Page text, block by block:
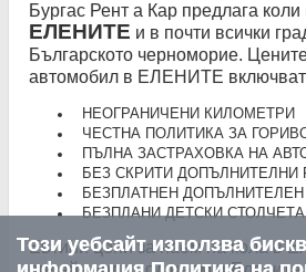
Бургас Рент а Кар предлага
ЕЛЕНИТЕ и в почти всички
Българското черноморие.
автомобил в ЕЛЕНИТЕ
НЕОГРАНИЧЕНИ КИЛОМЕТРИ
ЧЕСТНА ПОЛИТИКА ЗА
ПЪЛНА ЗАСТРАХОВКА НА
БЕЗ СКРИТИ ДОПЪЛНИТЕЛНИ
БЕЗПЛАТНЕН
БЕЗПЛАНИ ДЕТСКИ СТОЛЧЕТА
Евтини цени за наем на кола в
Този уебсайт използва